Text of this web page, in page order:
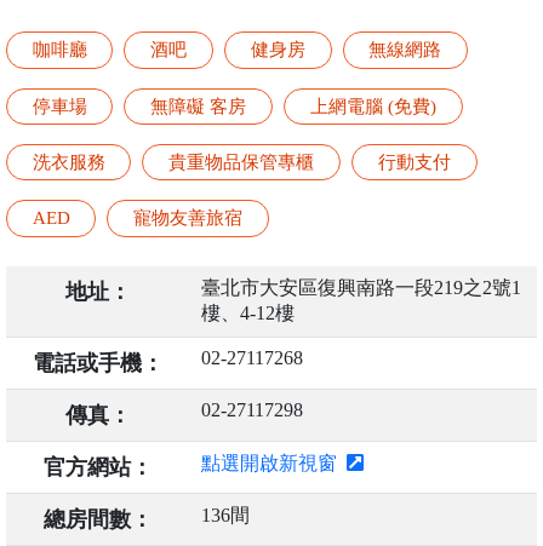
咖啡廳 酒吧 健身房 無線網路
停車場 無障礙 客房 上網電腦 (免費)
洗衣服務 貴重物品保管專櫃 行動支付
AED 寵物友善旅宿
地址：
臺北市大安區復興南路一段219之2號1
樓、4-12樓
電話或手機： 02-27117268
傳真： 02-27117298
官方網站： 點選開啟新視窗
總房間數： 136間